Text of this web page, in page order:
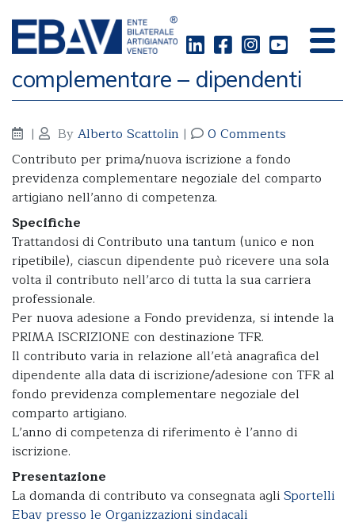
Adesione a fondo previdenza
complementare – dipendenti
| ByAlberto Scattolin |
0 Comments
Contributo per prima/nuova iscrizione a fondo
previdenza complementare negoziale del comparto
artigiano nell’anno di competenza.
Specifiche
Trattandosi di Contributo una tantum (unico e non
ripetibile), ciascun dipendente può ricevere una sola
volta il contributo nell’arco di tutta la sua carriera
professionale.
Per nuova adesione a Fondo previdenza, si intende la
PRIMA ISCRIZIONE con destinazione TFR.
Il contributo varia in relazione all’età anagrafica del
dipendente alla data di iscrizione/adesione con TFR al
fondo previdenza complementare negoziale del
comparto artigiano.
L’anno di competenza di riferimento è l’anno di
iscrizione.
Presentazione
La domanda di contributo va consegnata agliSportelli
Ebav presso le Organizzazioni sindacali